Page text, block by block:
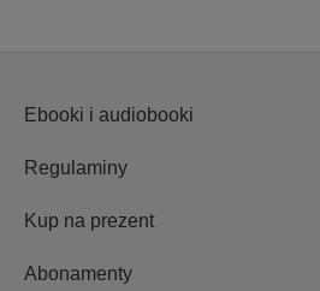
Ebooki i audiobooki
Regulaminy
Kup na prezent
Abonamenty